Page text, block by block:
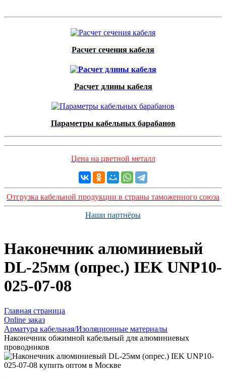
Расчет сечения кабеля
Расчет длины кабеля
Параметры кабельных барабанов
Цена на цветной металл
Отгрузка кабельной продукции в страны таможенного союза
Наши партнёры
Наконечник алюминиевый
DL-25мм (опрес.) IEK UNP10-
025-07-08
Главная страница
Оnline заказ
Арматура кабельная/Изоляционные материалы
Наконечник обжимной кабельный для алюминиевых
проводников